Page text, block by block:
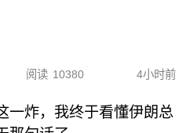
阅读 10380 4小时前
一炸，我终于看懂伊朗总